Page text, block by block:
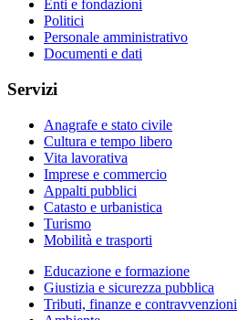
Enti e fondazioni
Politici
Personale amministrativo
Documenti e dati
Servizi
Anagrafe e stato civile
Cultura e tempo libero
Vita lavorativa
Imprese e commercio
Appalti pubblici
Catasto e urbanistica
Turismo
Mobilità e trasporti
Educazione e formazione
Giustizia e sicurezza pubblica
Tributi, finanze e contravvenzioni